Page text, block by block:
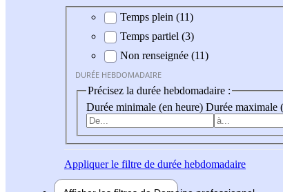
Durée hebdomadaire
Temps plein (11)
Temps partiel (3)
Non renseignée (11)
DURÉE HEBDOMADAIRE
Précisez la durée hebdomadaire :
Durée minimale (en heure) Durée maximale
Appliquerle filtre de durée hebdomadaire